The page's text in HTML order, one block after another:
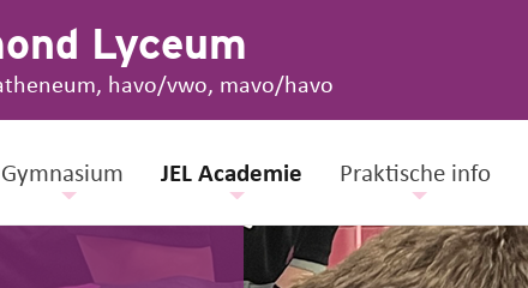
Lyceum
havo/vwo, mavo/havo
Gymnasium JEL Academie Praktische info